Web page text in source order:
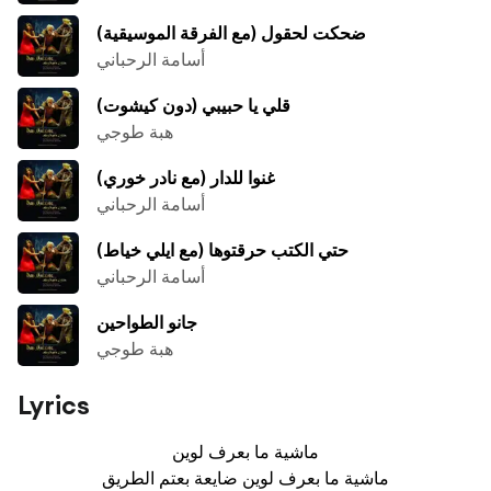
ضحكت لحقول (مع الفرقة الموسيقية)
أسامة الرحباني
قلي يا حبيبي (دون كيشوت)
هبة طوجي
غنوا للدار (مع نادر خوري)
أسامة الرحباني
حتي الكتب حرقتوها (مع ايلي خياط)
أسامة الرحباني
جانو الطواحين
هبة طوجي
Lyrics
ماشية ما بعرف لوين
ماشية ما بعرف لوين ضايعة بعتم الطريق